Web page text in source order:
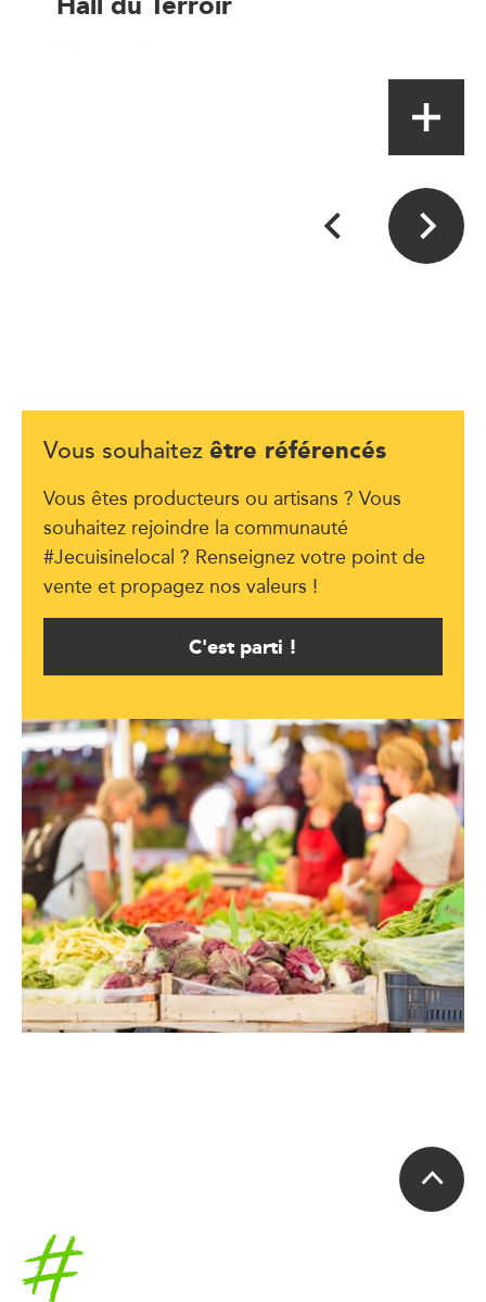
Vous souhaitez être référencés
Vous êtes producteurs ou artisans ? Vous
souhaitez rejoindre la communauté
#Jecuisinelocal ? Renseignez votre point de
vente et propagez nos valeurs !
C'est parti !
Accueil